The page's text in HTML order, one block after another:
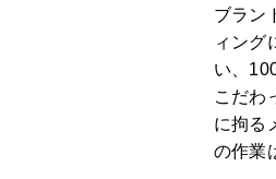
ブラン
ィング
い、
こだわ
に拘る
の作業